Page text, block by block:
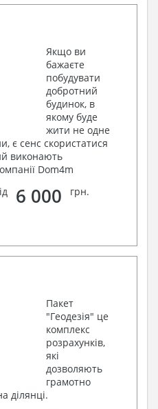
Якщо ви
бажаєте
побудувати
добротний
будинок, в
якому буде
жити не одне
є сенс скористатися
виконають
Dom4m
6 000 грн.
Пакет
"Геодезія" це
комплекс
розрахунків,
які
дозволяють
грамотно
ділянці.